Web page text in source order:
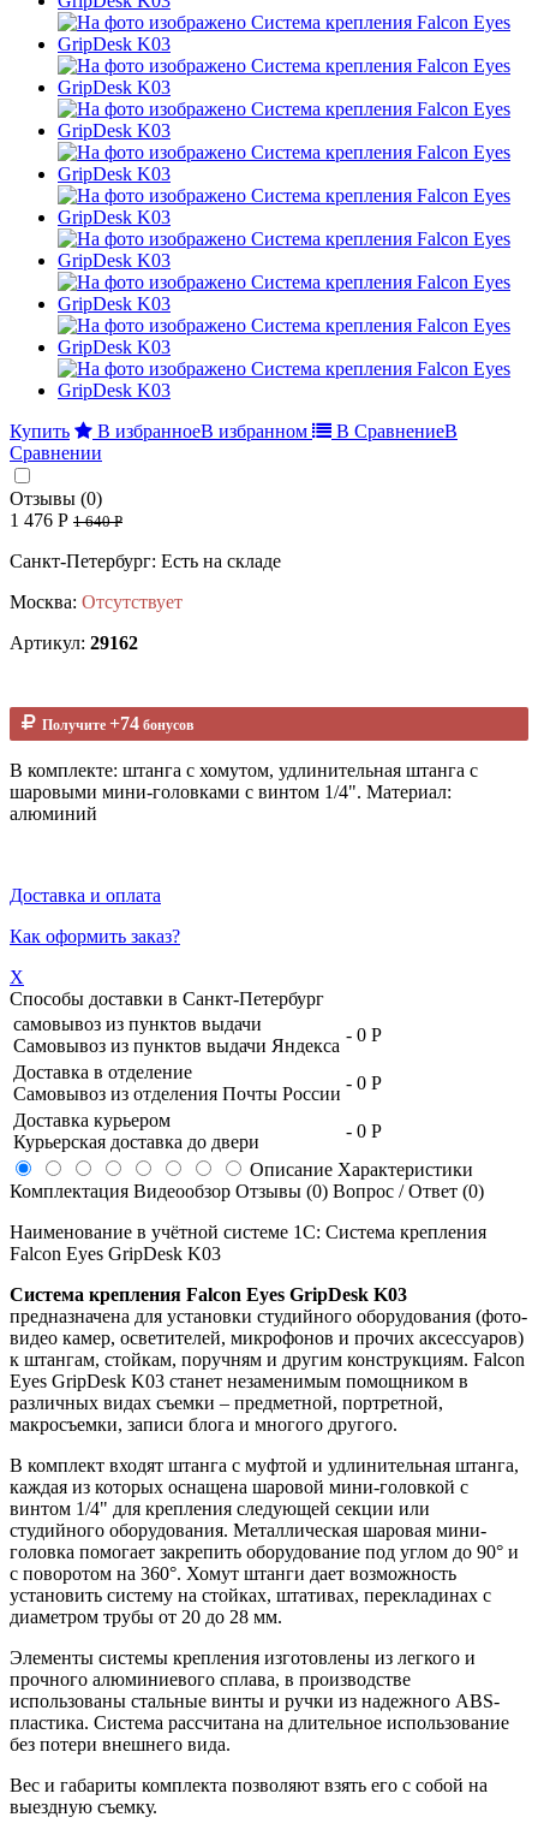
Купить В избранноеВ избранном В СравнениеВ
Сравнении
Отзывы (0)
1 476 Р 1 640 Р
Санкт-Петербург: Есть на складе
Москва: Отсутствует
Артикул: 29162
Получите +74 бонусов
В комплекте: штанга с хомутом, удлинительная штанга с
шаровыми мини-головками с винтом 1/4". Материал:
алюминий
Доставка и оплата
Как оформить заказ?
X
Способы доставки в Санкт-Петербург
самовывоз из пунктов выдачи
Самовывоз из пунктов выдачи Яндекса
- 0 Р
Доставка в отделение
Самовывоз из отделения Почты России
- 0 Р
Доставка курьером
Курьерская доставка до двери
- 0 Р
Описание Характеристики
Комплектация Видеообзор Отзывы (0) Вопрос / Ответ (0)
Наименование в учётной системе 1С: Система крепления
Falcon Eyes GripDesk K03
Система крепления Falcon Eyes GripDesk K03
предназначена для установки студийного оборудования (фото-
видео камер, осветителей, микрофонов и прочих аксессуаров)
к штангам, стойкам, поручням и другим конструкциям. Falcon
Eyes GripDesk K03 станет незаменимым помощником в
различных видах съемки – предметной, портретной,
макросъемки, записи блога и многого другого.
В комплект входят штанга с муфтой и удлинительная штанга,
каждая из которых оснащена шаровой мини-головкой с
винтом 1/4" для крепления следующей секции или
студийного оборудования. Металлическая шаровая мини-
головка помогает закрепить оборудование под углом до 90° и
с поворотом на 360°. Хомут штанги дает возможность
установить систему на стойках, штативах, перекладинах с
диаметром трубы от 20 до 28 мм.
Элементы системы крепления изготовлены из легкого и
прочного алюминиевого сплава, в производстве
использованы стальные винты и ручки из надежного ABS-
пластика. Система рассчитана на длительное использование
без потери внешнего вида.
Вес и габариты комплекта позволяют взять его с собой на
выездную съемку.